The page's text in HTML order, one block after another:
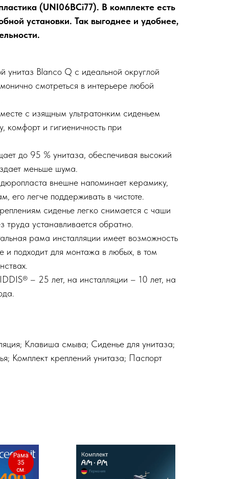
(UNI06BCi77). В комплекте есть
установки. Так выгоднее и удобнее,
унитаз Blanco Q с идеальной округлой
смотреться в интерьере любой
с изящным ультратонким сиденьем
комфорт и гигиеничность при
до 95 % унитаза, обеспечивая высокий
меньше шума.
внешне напоминает керамику,
его легче поддерживать в чистоте.
сиденье легко снимается с чаши
труда устанавливается обратно.
рама инсталляции имеет возможность
и подходит для монтажа в любых, в том
– 25 лет, на инсталляции – 10 лет, на
Клавиша смыва; Сиденье для унитаза;
Комплект креплений унитаза; Паспорт
Рама
35
см.